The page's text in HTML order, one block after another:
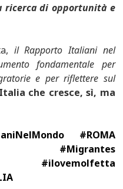
ricerca di opportunità e
il Rapporto Italiani nel
fondamentale per
e per riflettere sul
che cresce, sì, ma
#ROMA
#Migrantes
#ilovemolfetta